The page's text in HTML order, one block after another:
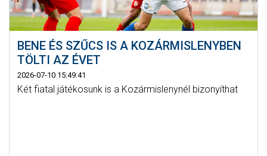
BENE ÉS SZŰCS IS A KOZÁRMISLENYBEN
TÖLTI AZ ÉVET
2026-07-10 15:49:41
Két fiatal játékosunk is a Kozármislenynél bizonyíthat